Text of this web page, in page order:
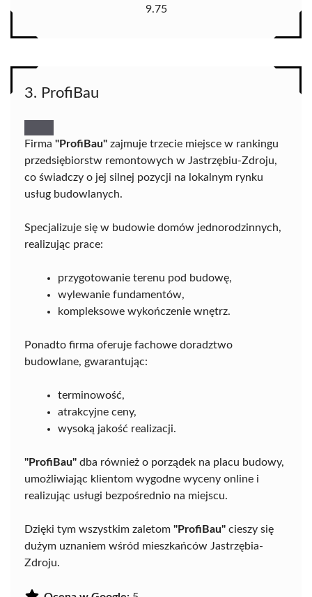
9.75
3. ProfiBau
Firma "ProfiBau" zajmuje trzecie miejsce w rankingu
przedsiębiorstw remontowych w Jastrzębiu-Zdroju,
co świadczy o jej silnej pozycji na lokalnym rynku
usług budowlanych.
Specjalizuje się w budowie domów jednorodzinnych,
realizując prace:
przygotowanie terenu pod budowę,
wylewanie fundamentów,
kompleksowe wykończenie wnętrz.
Ponadto firma oferuje fachowe doradztwo
budowlane, gwarantując:
terminowość,
atrakcyjne ceny,
wysoką jakość realizacji.
"ProfiBau" dba również o porządek na placu budowy,
umożliwiając klientom wygodne wyceny online i
realizując usługi bezpośrednio na miejscu.
Dzięki tym wszystkim zaletom "ProfiBau" cieszy się
dużym uznaniem wśród mieszkańców Jastrzębia-
Zdroju.